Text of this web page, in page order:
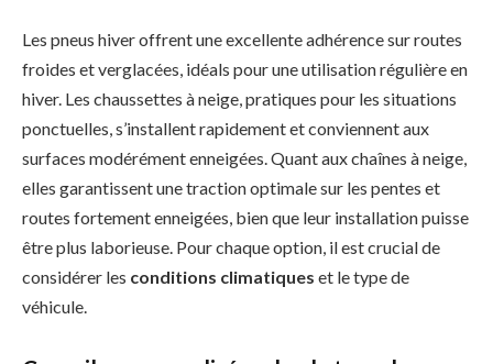
Les pneus hiver offrent une excellente adhérence sur routes
froides et verglacées, idéals pour une utilisation régulière en
hiver. Les chaussettes à neige, pratiques pour les situations
ponctuelles, s’installent rapidement et conviennent aux
surfaces modérément enneigées. Quant aux chaînes à neige,
elles garantissent une traction optimale sur les pentes et
routes fortement enneigées, bien que leur installation puisse
être plus laborieuse. Pour chaque option, il est crucial de
considérer les conditions climatiques et le type de
véhicule.